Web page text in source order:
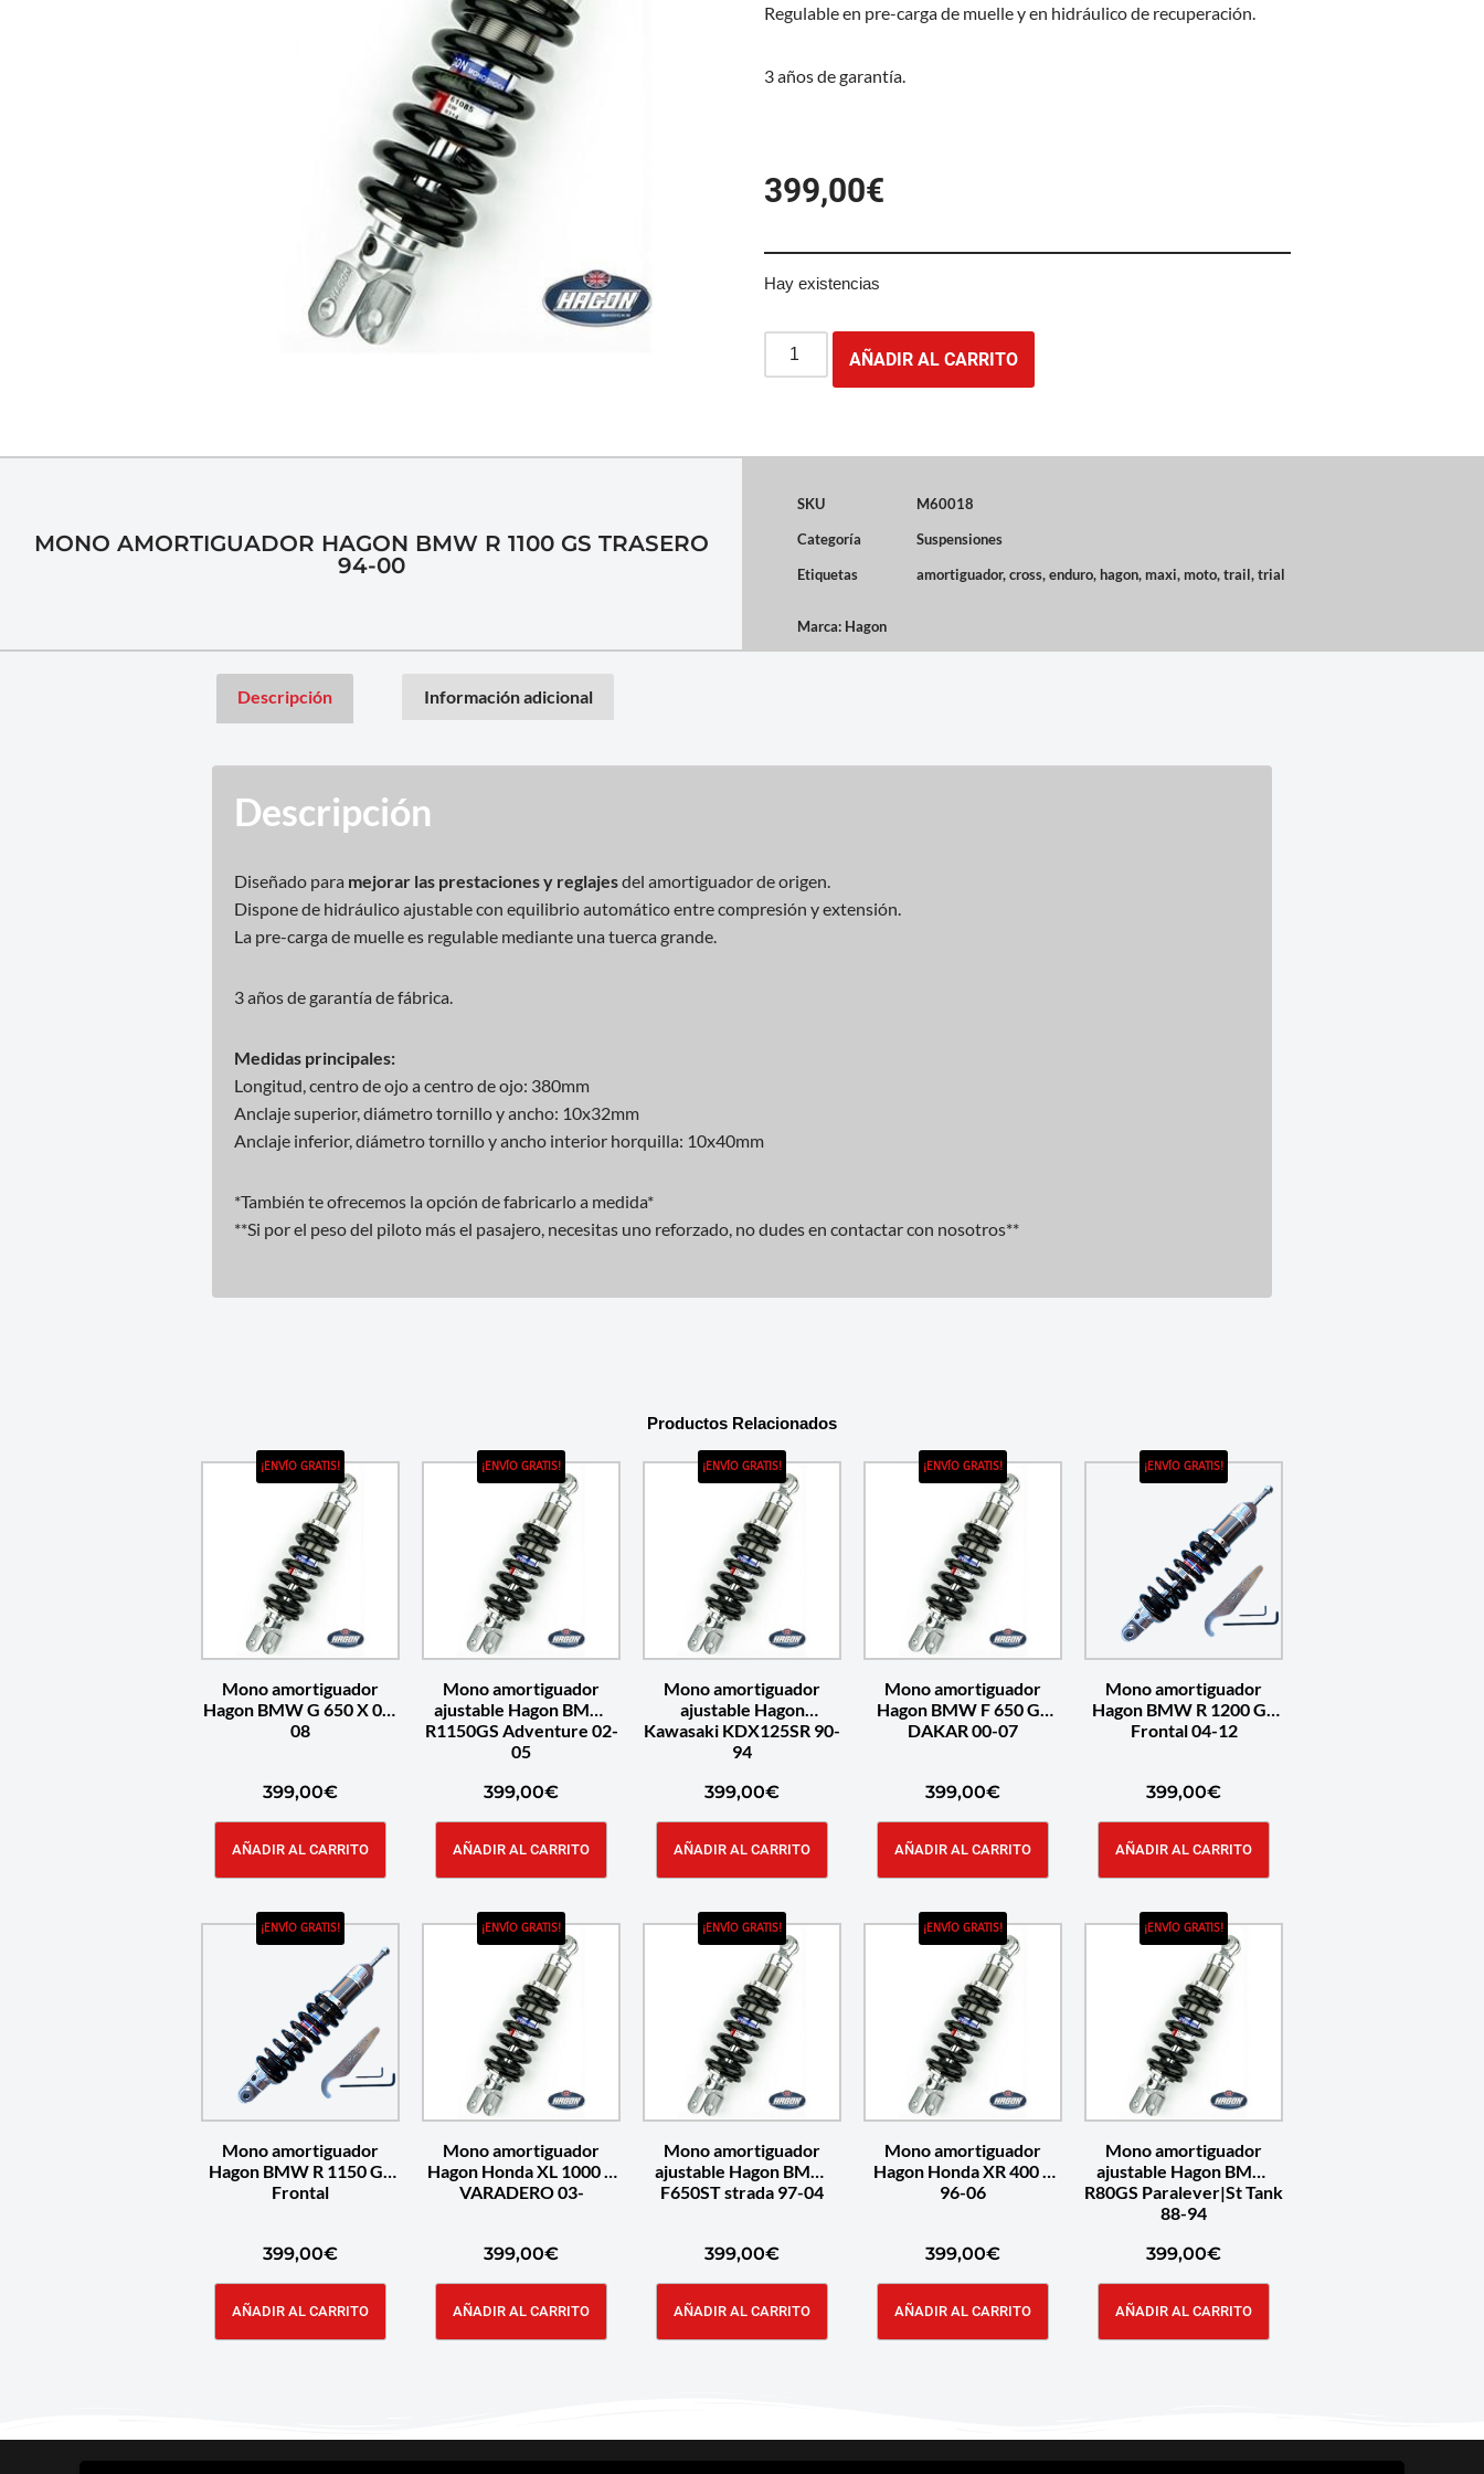
Regulable en pre-carga de muelle y en hidráulico de recuperación.
3 años de garantía.
399,00€
Hay existencias
AÑADIR AL CARRITO
MONO AMORTIGUADOR HAGON BMW R 1100 GS TRASERO
94-00
SKU
M60018
Categoría
Suspensiones
Etiquetas
amortiguador,cross,enduro,hagon,maxi,moto,trail,trial
Marca: Hagon
Descripción Información adicional
Descripción
Diseñado para mejorar las prestaciones y reglajesdel amortiguador de origen.
Dispone de hidráulico ajustable con equilibrio automático entre compresión y extensión.
La pre-carga de muelle es regulable mediante una tuerca grande.
3 años de garantía de fábrica.
Medidas principales:
Longitud, centro de ojo a centro de ojo: 380mm
Anclaje superior, diámetro tornillo y ancho: 10x32mm
Anclaje inferior, diámetro tornillo y ancho interior horquilla: 10x40mm
*También te ofrecemos la opción de fabricarlo a medida*
**Si por el peso del piloto más el pasajero, necesitas uno reforzado, no dudes en contactar con nosotros**
Productos Relacionados
¡ENVÍO GRATIS!
Mono amortiguador
Hagon BMW G 650 X 07-
08
399,00€
AÑADIR AL CARRITO
¡ENVÍO GRATIS!
Mono amortiguador
ajustable Hagon BMW
R1150GS Adventure 02-
05
399,00€
AÑADIR AL CARRITO
¡ENVÍO GRATIS!
Mono amortiguador
ajustable Hagon
Kawasaki KDX125SR 90-
94
399,00€
AÑADIR AL CARRITO
¡ENVÍO GRATIS!
Mono amortiguador
Hagon BMW F 650 GS
DAKAR 00-07
399,00€
AÑADIR AL CARRITO
¡ENVÍO GRATIS!
Mono amortiguador
Hagon BMW R 1200 GS
Frontal 04-12
399,00€
AÑADIR AL CARRITO
¡ENVÍO GRATIS!
Mono amortiguador
Hagon BMW R 1150 GS
Frontal
399,00€
AÑADIR AL CARRITO
¡ENVÍO GRATIS!
Mono amortiguador
Hagon Honda XL 1000 V
VARADERO 03-
399,00€
AÑADIR AL CARRITO
¡ENVÍO GRATIS!
Mono amortiguador
ajustable Hagon BMW
F650ST strada 97-04
399,00€
AÑADIR AL CARRITO
¡ENVÍO GRATIS!
Mono amortiguador
Hagon Honda XR 400 R
96-06
399,00€
AÑADIR AL CARRITO
¡ENVÍO GRATIS!
Mono amortiguador
ajustable Hagon BMW
R80GS Paralever|St Tank
88-94
399,00€
AÑADIR AL CARRITO